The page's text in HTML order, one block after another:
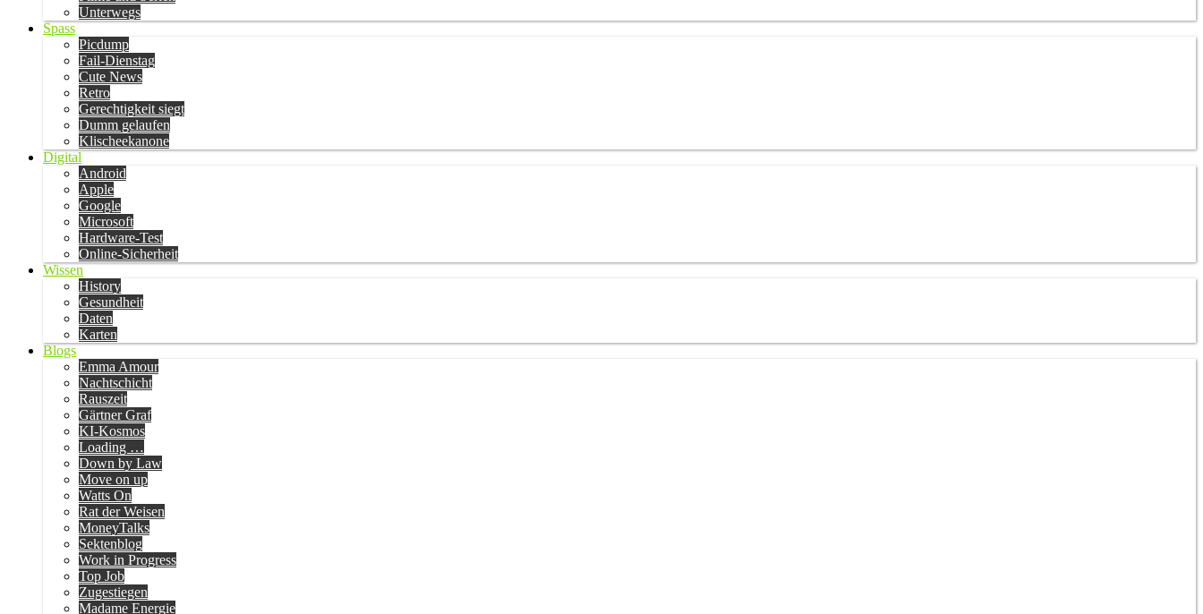
Unterwegs
Spass
Picdump
Fail-Dienstag
Cute News
Retro
Gerechtigkeit siegt
Dumm gelaufen
Klischeekanone
Digital
Android
Apple
Google
Microsoft
Hardware-Test
Online-Sicherheit
Wissen
History
Gesundheit
Daten
Karten
Blogs
Emma Amour
Nachtschicht
Rauszeit
Gärtner Graf
KI-Kosmos
Loading …
Down by Law
Move on up
Watts On
Rat der Weisen
MoneyTalks
Sektenblog
Work in Progress
Top Job
Zugestiegen
Madame Energie